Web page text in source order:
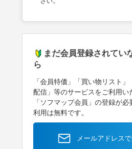
まだ会員登録されてい
ら
「会員特価」「買い物リスト
配信」等のサービスをご利用い
「ソフマップ会員」の登録が
利用は無料です。
メールアドレス